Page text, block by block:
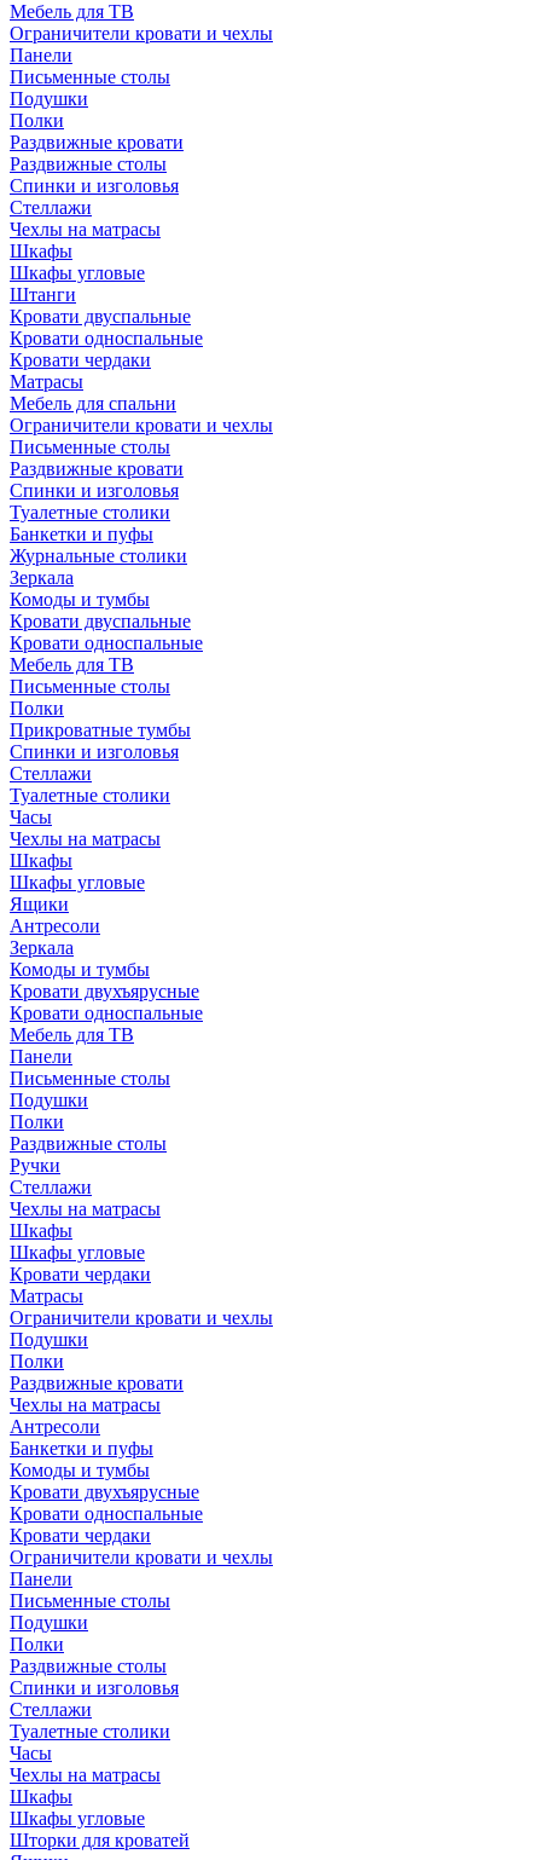
Мебель для ТВ
Ограничители кровати и чехлы
Панели
Письменные столы
Подушки
Полки
Раздвижные кровати
Раздвижные столы
Спинки и изголовья
Стеллажи
Чехлы на матрасы
Шкафы
Шкафы угловые
Штанги
Кровати двуспальные
Кровати односпальные
Кровати чердаки
Матрасы
Мебель для спальни
Ограничители кровати и чехлы
Письменные столы
Раздвижные кровати
Спинки и изголовья
Туалетные столики
Банкетки и пуфы
Журнальные столики
Зеркала
Комоды и тумбы
Кровати двуспальные
Кровати односпальные
Мебель для ТВ
Письменные столы
Полки
Прикроватные тумбы
Спинки и изголовья
Стеллажи
Туалетные столики
Часы
Чехлы на матрасы
Шкафы
Шкафы угловые
Ящики
Антресоли
Зеркала
Комоды и тумбы
Кровати двухъярусные
Кровати односпальные
Мебель для ТВ
Панели
Письменные столы
Подушки
Полки
Раздвижные столы
Ручки
Стеллажи
Чехлы на матрасы
Шкафы
Шкафы угловые
Кровати чердаки
Матрасы
Ограничители кровати и чехлы
Подушки
Полки
Раздвижные кровати
Чехлы на матрасы
Антресоли
Банкетки и пуфы
Комоды и тумбы
Кровати двухъярусные
Кровати односпальные
Кровати чердаки
Ограничители кровати и чехлы
Панели
Письменные столы
Подушки
Полки
Раздвижные столы
Спинки и изголовья
Стеллажи
Туалетные столики
Часы
Чехлы на матрасы
Шкафы
Шкафы угловые
Шторки для кроватей